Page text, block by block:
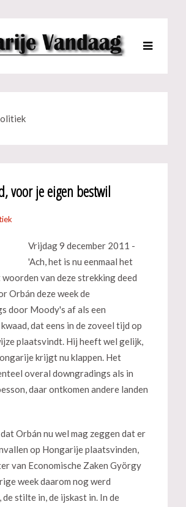
voor je eigen bestwil
Vrijdag 9 december 2011 -
'Ach, het is nu eenmaal het
woorden van deze strekking deed
Orbán deze week de
door Moody's af als een
dat eens in de zoveel tijd op
plaatsvindt. Hij heeft wel gelijk,
krijgt nu klappen. Het
overal downgradings als in
daar ontkomen andere landen
Orbán nu wel mag zeggen dat er
op Hongarije plaatsvinden,
van Economische Zaken György
week daarom nog werd
stilte in, de ijskast in. In de